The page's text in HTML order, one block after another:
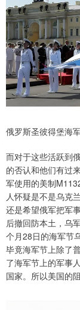
俄罗斯圣彼得堡海
而对于这些活跃到
的否认和他们有过
军使用的美制
人怀疑是不是乌克
还是希望俄军把军
后撤回防本土，乌
个月28日的海军节
毕竟海军节上除了
了海军节上的军事
国家。所以美国的